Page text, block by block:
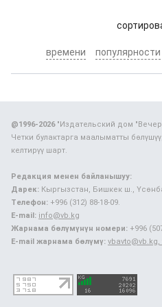
времени популярности
@1996-2026"Издательский дом
Четки булактарга маалыматты
келтирүү шарт.
Редакция менен байланышуу:
Дарек: Кыргызстан, Бишкек ш.,
Телефон: +996 (312) 88-18-09.
E-mail: info@vb.kg
Жарнама бөлүмүнүн номери: +996
E-mail жарнама бөлүмү: vbavto@vb.kg,